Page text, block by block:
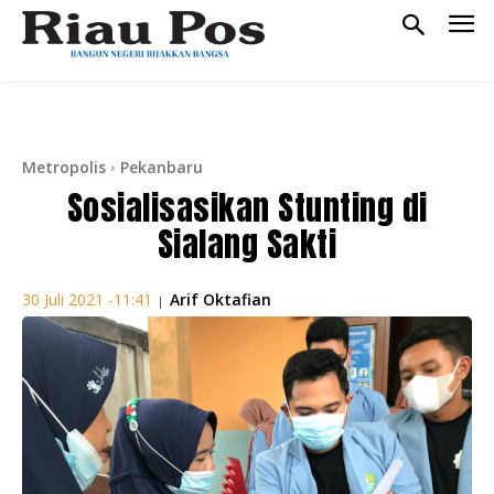
Metropolis Pekanbaru
Sosialisasikan Stunting di
Sialang Sakti
30 Juli 2021 -11:41 | Arif Oktafian